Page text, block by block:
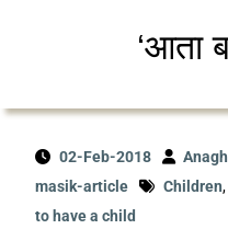
‘आता
02-Feb-2018
masik-article
Children,
to have a child